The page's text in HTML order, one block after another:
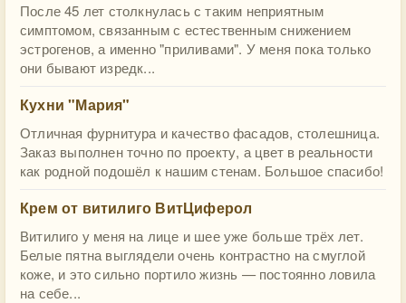
После 45 лет столкнулась с таким неприятным
симптомом, связанным с естественным снижением
эстрогенов, а именно "приливами". У меня пока только
они бывают изредк...
Кухни "Мария"
Отличная фурнитура и качество фасадов, столешница.
Заказ выполнен точно по проекту, а цвет в реальности
как родной подошёл к нашим стенам. Большое спасибо!
Крем от витилиго ВитЦиферол
Витилиго у меня на лице и шее уже больше трёх лет.
Белые пятна выглядели очень контрастно на смуглой
коже, и это сильно портило жизнь — постоянно ловила
на себе...